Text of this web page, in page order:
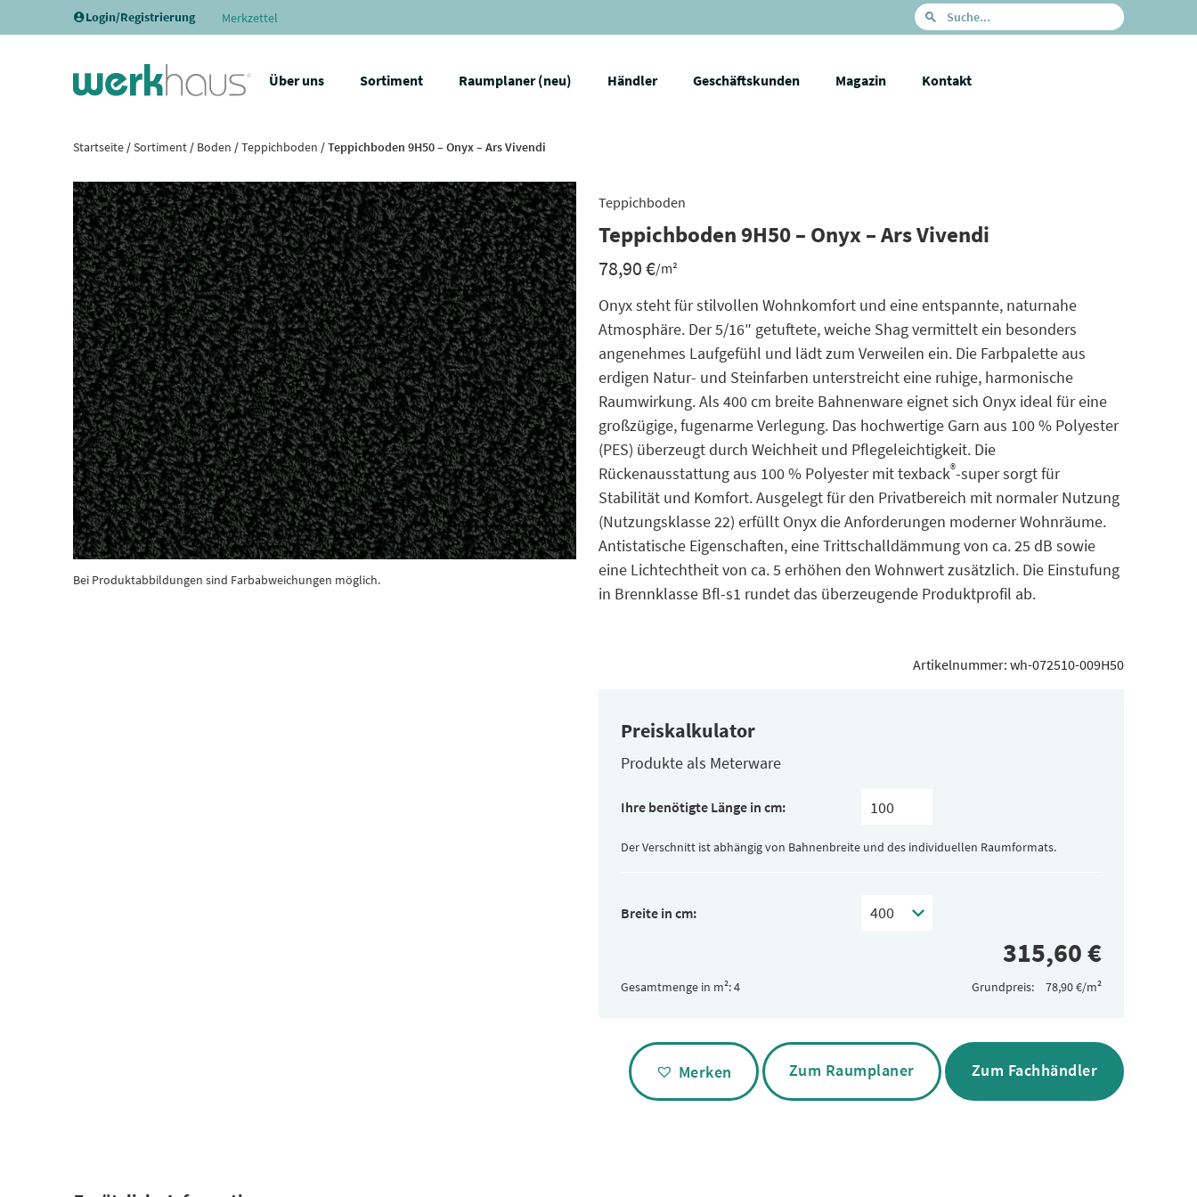
Login/Registrierung Merkzettel
Über uns Sortiment Raumplaner (neu) Händler Geschäftskunden Magazin Kontakt
Startseite/Sortiment/ Boden /Teppichboden / Teppichboden 9H50 – Onyx – Ars Vivendi
Bei Produktabbildungen sind Farbabweichungen möglich.
Teppichboden
Teppichboden 9H50 – Onyx – Ars Vivendi
78,90€/m²
Onyx steht für stilvollen Wohnkomfort und eine entspannte, naturnahe
Atmosphäre. Der 5/16″ getuftete, weiche Shag vermittelt ein besonders
angenehmes Laufgefühl und lädt zum Verweilen ein. Die Farbpalette aus
erdigen Natur- und Steinfarben unterstreicht eine ruhige, harmonische
Raumwirkung. Als 400 cm breite Bahnenware eignet sich Onyx ideal für eine
großzügige, fugenarme Verlegung. Das hochwertige Garn aus 100 % Polyester
(PES) überzeugt durch Weichheit und Pflegeleichtigkeit. Die
Rückenausstattung aus 100 % Polyester mit texback®-super sorgt für
Stabilität und Komfort. Ausgelegt für den Privatbereich mit normaler Nutzung
(Nutzungsklasse 22) erfüllt Onyx die Anforderungen moderner Wohnräume.
Antistatische Eigenschaften, eine Trittschalldämmung von ca. 25 dB sowie
eine Lichtechtheit von ca. 5 erhöhen den Wohnwert zusätzlich. Die Einstufung
in Brennklasse Bfl-s1 rundet das überzeugende Produktprofil ab.
Artikelnummer: wh-072510-009H50
Preiskalkulator
Produkte als Meterware
Ihre benötigte Länge in cm:
Der Verschnitt ist abhängig von Bahnenbreite und des individuellen Raumformats.
Breite in cm:
Gesamtmenge in m²: Grundpreis:
Alternative:
Merken Zum Raumplaner Zum Fachhändler